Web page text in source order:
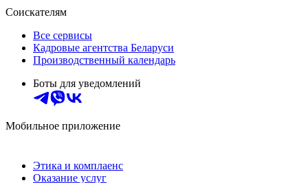
Соискателям
Все сервисы
Кадровые агентства Беларуси
Производственный календарь
Боты для уведомлений
Мобильное приложение
Этика и комплаенс
Оказание услуг